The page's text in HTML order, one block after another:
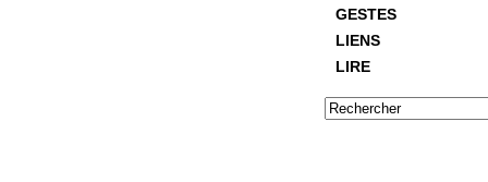
GESTES
LIENS
LIRE